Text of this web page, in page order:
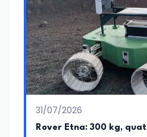
31/07/2026
Rover Etna: 300 kg,